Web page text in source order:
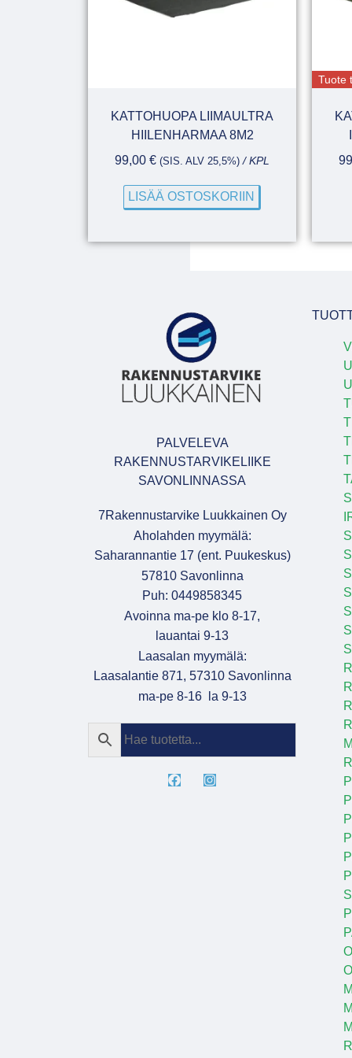
KATTOHUOPA LIIMAULTRA
HIILENHARMAA 8M2
99,00 € (SIS. ALV 25,5%) / KPL
LISÄÄ OSTOSKORIIN
Tuote
PALVELEVA
RAKENNUSTARVIKELIIKE
SAVONLINNASSA
7Rakennustarvike Luukkainen Oy
Aholahden myymälä:
Saharannantie 17 (ent. Puukeskus)
57810 Savonlinna
Puh: 0449858345
Avoinna ma-pe klo 8-17,
lauantai 9-13
Laasalan myymälä:
Laasalantie 871, 57310 Savonlinna
ma-pe 8-16 la 9-13